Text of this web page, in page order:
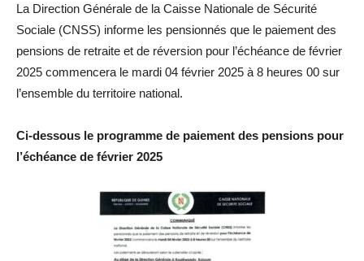
La Direction Générale de la Caisse Nationale de Sécurité
Sociale (CNSS) informe les pensionnés que le paiement des
pensions de retraite et de réversion pour l’échéance de février
2025 commencera le mardi 04 février 2025 à 8 heures 00 sur
l’ensemble du territoire national.
Ci-dessous le programme de paiement des pensions pour
l’échéance de février 2025